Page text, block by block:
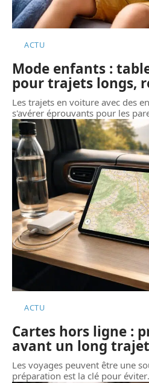
ACTU
Mode enfants :
pour trajets longs,
Les trajets en voiture avec des
s'avérer éprouvants pour les
ACTU
Cartes hors ligne :
avant un long
Les voyages peuvent être une
préparation est la clé pour éviter